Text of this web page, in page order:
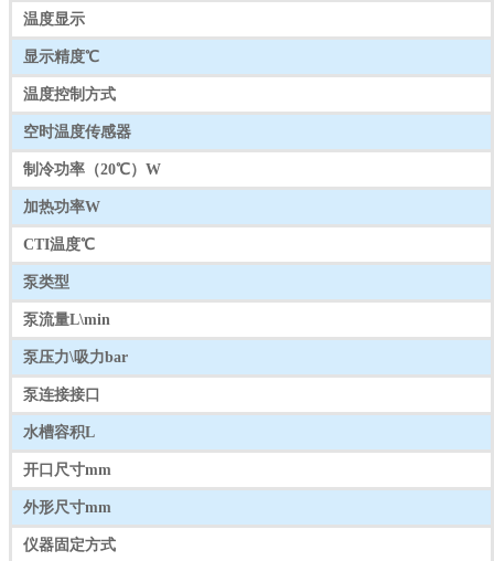
温度显示
显示精度℃
温度控制方式
空时温度传感器
制冷功率（20℃）W
加热功率W
CTI温度℃
泵类型
泵流量L\min
泵压力\吸力bar
泵连接接口
水槽容积L
开口尺寸mm
外形尺寸mm
仪器固定方式